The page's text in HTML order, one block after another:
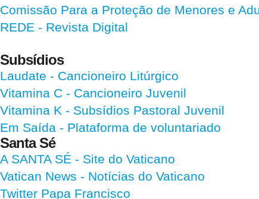
Comissão Para a Proteção de Menores e
REDE - Revista Digital
Subsídios
Laudate - Cancioneiro Litúrgico
Vitamina C - Cancioneiro Juvenil
Vitamina K - Subsídios Pastoral Juvenil
Em Saída - Plataforma de voluntariado
Santa Sé
A SANTA SÉ - Site do Vaticano
Vatican News - Notícias do Vaticano
Twitter Papa Francisco